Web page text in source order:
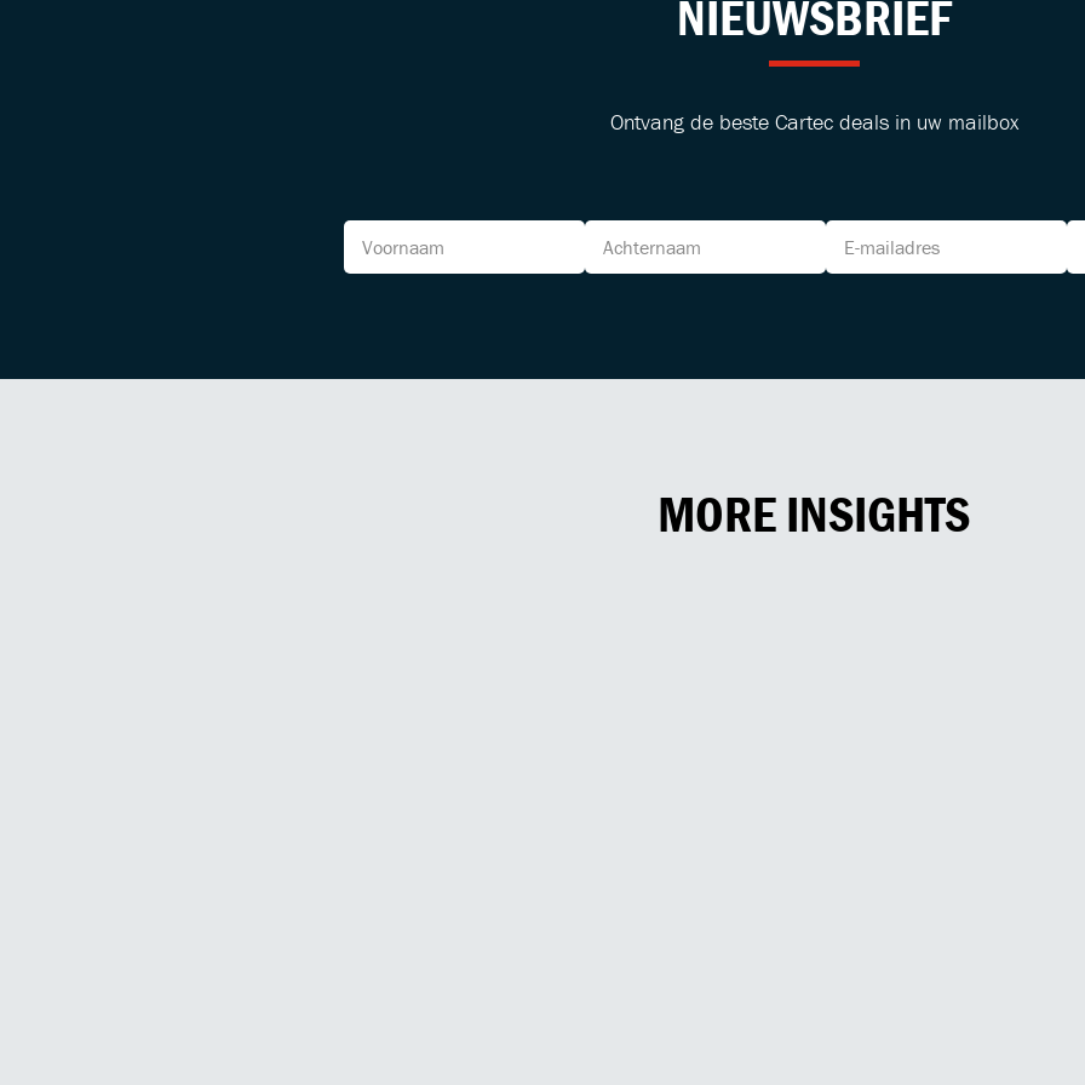
NIEUWSBRIEF
Ontvang de beste Cartec deals in uw mailbox
MORE INSIGHTS